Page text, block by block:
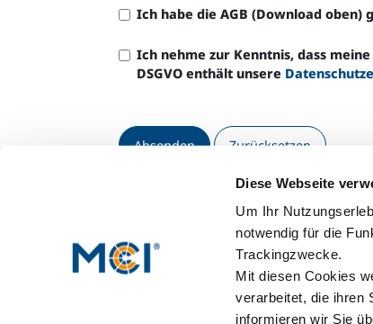
Diese Webseite
Um Ihr
notwendig für die
Trackingzwecke.
Mit diesen Cookies
verarbeitet, die ihren
informieren wir Sie
Ich habe die AGB (Download oben)
Ich nehme zur Kenntnis, dass
DSGVO enthält unsere